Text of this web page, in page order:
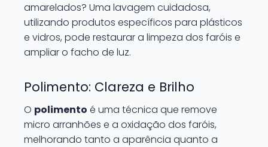
amarelados? Uma lavagem cuidadosa,
utilizando produtos específicos para plásticos
e vidros, pode restaurar a limpeza dos faróis e
ampliar o facho de luz.
Polimento: Clareza e Brilho
O polimento é uma técnica que remove
micro arranhões e a oxidação dos faróis,
melhorando tanto a aparência quanto a